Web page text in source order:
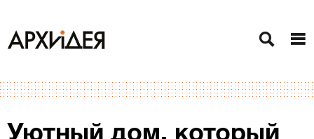
Уютный дом, который